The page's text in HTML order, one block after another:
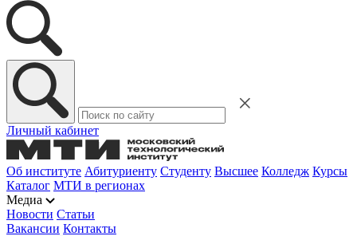
Личный кабинет
Об институте Абитуриенту Студенту Высшее Колледж Курсы
Каталог МТИ в регионах
Медиа
Новости Статьи
Вакансии Контакты